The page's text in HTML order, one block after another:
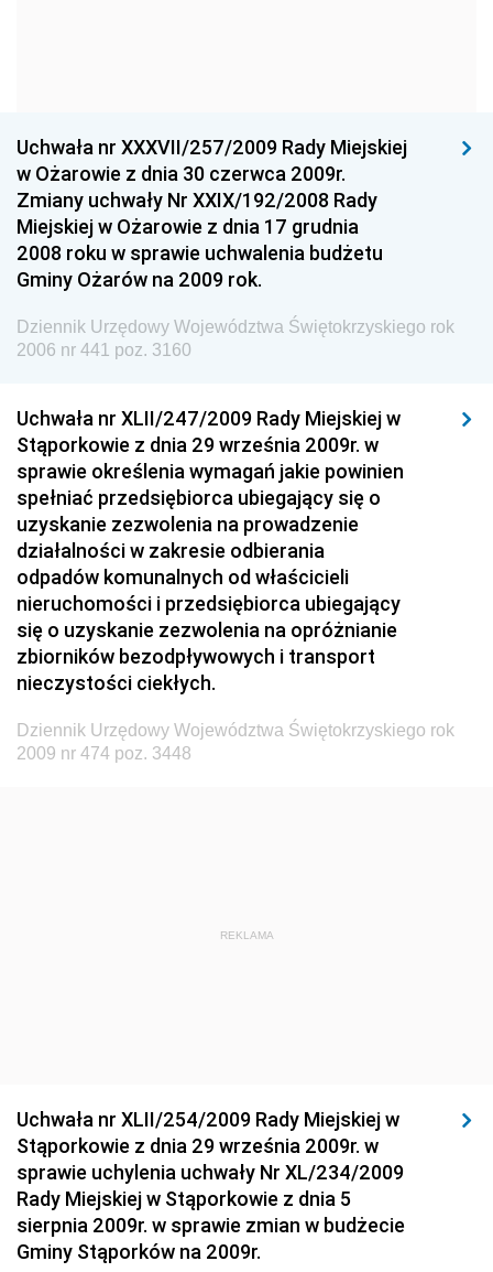
Dziennik Urzędowy Ministra Gospodarki
Dziennik Urzędowy Urzędu Ochrony Konkurencji i
Konsumentów
Dziennik Urzędowy Ministra Pracy i Polityki
Społecznej
Dziennik Urzędowy Urzędu Lotnictwa Cywilnego
Dziennik Urzędowy Ministerstwa Hutnictwa i
Przemysłu Maszynowego
Dziennik Urzędowy Ministerstwa Zdrowia i Opieki
Społecznej
Dziennik Urzędowy Ministerstwa Rolnictwa, Leśnictwa
i Gospodarki Żywnościowej
Dziennik Urzędowy Ministra Spraw Wewnętrznych
Dziennik Urzędowy Ministra Transportu, Budownictwa
i Gospodarki Morskiej
Dziennik Urzędowy Ministra Administracji i Cyfryzacji
Dziennik Urzędowy Głównego Inspektora Ochrony
Dziennik Urzędowy Ministra Budownictwa i Przemysłu
Środowiska
Dziennik Urzędowy Ministerstwa Administracji,
Gospodarki Terenowej i Ochrony Środowiska
Dziennik Urzędowy Ministerstwa Administracji i
Gospodarki Przestrzennej
Uchwała nr XXXVII/257/2009 Rady Miejskiej
w Ożarowie z dnia 30 czerwca 2009r.
Zmiany uchwały Nr XXIX/192/2008 Rady
Miejskiej w Ożarowie z dnia 17 grudnia
2008 roku w sprawie uchwalenia budżetu
Gminy Ożarów na 2009 rok.
Dziennik Urzędowy Województwa Świętokrzyskiego rok
2006 nr 441 poz. 3160
Uchwała nr XLII/247/2009 Rady Miejskiej w
Stąporkowie z dnia 29 września 2009r. w
sprawie określenia wymagań jakie powinien
spełniać przedsiębiorca ubiegający się o
uzyskanie zezwolenia na prowadzenie
działalności w zakresie odbierania
odpadów komunalnych od właścicieli
nieruchomości i przedsiębiorca ubiegający
się o uzyskanie zezwolenia na opróżnianie
zbiorników bezodpływowych i transport
nieczystości ciekłych.
Dziennik Urzędowy Województwa Świętokrzyskiego rok
2009 nr 474 poz. 3448
REKLAMA
Uchwała nr XLII/254/2009 Rady Miejskiej w
Stąporkowie z dnia 29 września 2009r. w
sprawie uchylenia uchwały Nr XL/234/2009
Rady Miejskiej w Stąporkowie z dnia 5
sierpnia 2009r. w sprawie zmian w budżecie
Gminy Stąporków na 2009r.